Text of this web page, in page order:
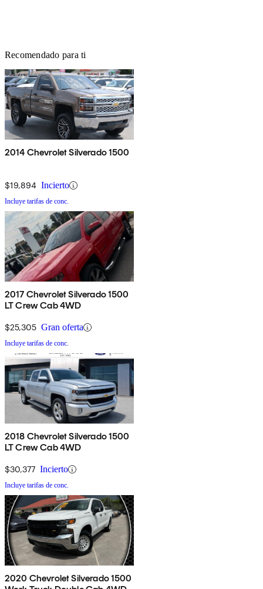
Recomendado para ti
2014 Chevrolet Silverado 1500
$19,894 Incierto
Incluye tarifas de conc.
2017 Chevrolet Silverado 1500
LT Crew Cab 4WD
$25,305 Gran oferta
Incluye tarifas de conc.
2018 Chevrolet Silverado 1500
LT Crew Cab 4WD
$30,377 Incierto
Incluye tarifas de conc.
2020 Chevrolet Silverado 1500